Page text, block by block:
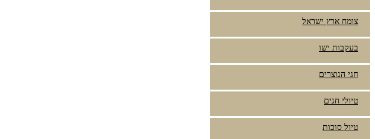
צומח ארץ ישראל
בעקבות ישו
חגי הנוצרים
טיולי חגים
טיול סוכות